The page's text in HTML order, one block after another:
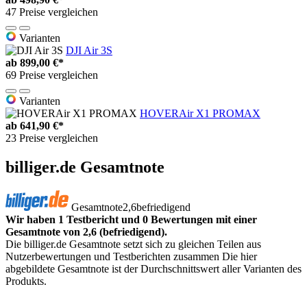
47 Preise vergleichen
Varianten
DJI Air 3S
ab 899,00 €*
69 Preise vergleichen
Varianten
HOVERAir X1 PROMAX
ab 641,90 €*
23 Preise vergleichen
billiger.de Gesamtnote
Gesamtnote2,6befriedigend
Wir haben 1 Testbericht und 0 Bewertungen mit einer
Gesamtnote von 2,6 (befriedigend).
Die billiger.de Gesamtnote setzt sich zu gleichen Teilen aus
Nutzerbewertungen und Testberichten zusammen Die hier
abgebildete Gesamtnote ist der Durchschnittswert aller Varianten des
Produkts.